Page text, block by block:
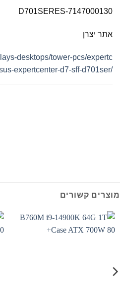
D701SERES-7147000130
אתר יצרן
desktops/tower-pcs/expertc
expertcenter-d7-sff-d701ser/
מוצרים קשורים